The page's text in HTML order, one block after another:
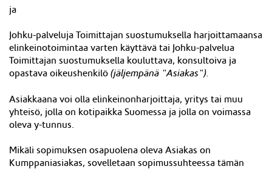
ja
Johku-palveluja Toimittajan suostumuksella harjoittamaansa
elinkeinotoimintaa varten käyttävä tai Johku-palvelua
Toimittajan suostumuksella kouluttava, konsultoiva ja
opastava oikeushenkilö (jäljempänä "Asiakas").
Asiakkaana voi olla elinkeinonharjoittaja, yritys tai muu
yhteisö, jolla on kotipaikka Suomessa ja jolla on voimassa
oleva y-tunnus.
Mikäli sopimuksen osapuolena oleva Asiakas on
Kumppaniasiakas, sovelletaan sopimussuhteessa tämän